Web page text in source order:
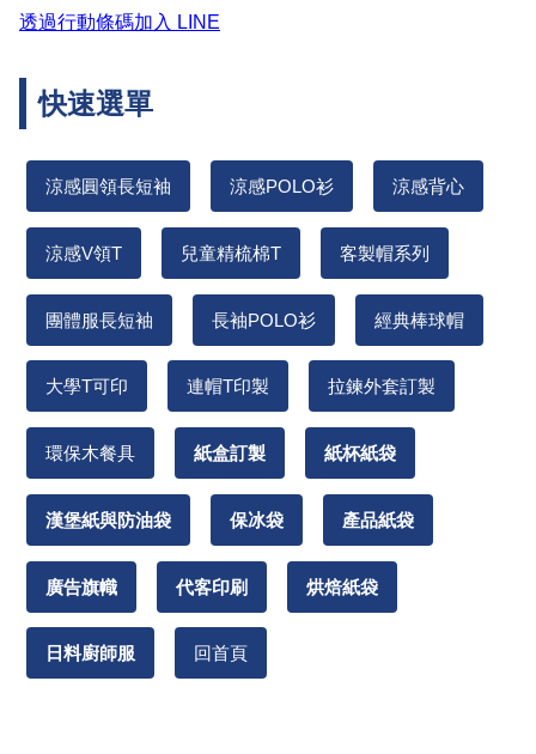
透過行動條碼加入 LINE
快速選單
涼感圓領長短袖 涼感POLO衫 涼感背心
涼感V領T 兒童精梳棉T 客製帽系列
團體服長短袖 長袖POLO衫 經典棒球帽
大學T可印 連帽T印製 拉鍊外套訂製
環保木餐具 紙盒訂製 紙杯紙袋
漢堡紙與防油袋 保冰袋 產品紙袋
廣告旗幟 代客印刷 烘焙紙袋
日料廚師服 回首頁